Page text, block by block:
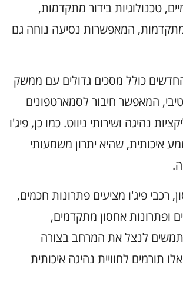
טכנולוגיות בידור מתקדמות,
המאפשרות נסיעה נוחה גם
כולל מסכים גדולים עם ממשק
המאפשר חיבור לסמארטפונים
נהיגה ושירותי ניווט. כמו כן, פיג'ו
איכותית, שהיא יתרון משמעותי
רכבי פיג'ו מציעים פתרונות חכמים,
ופתרונות אחסון מתקדמים,
לנצל את המרחב בצורה
תורמים לחוויית נהיגה איכותית